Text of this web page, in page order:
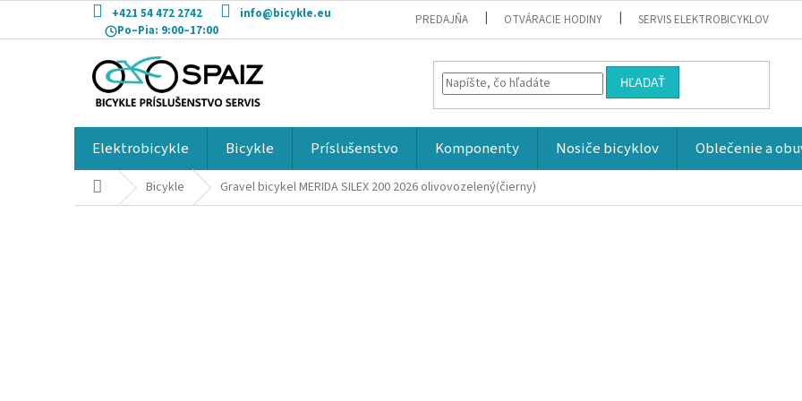
obsah
+421 54 472 2742
info@bicykle.eu
Po–Pia: 9:00–17:00
PREDAJŇA OTVÁRACIE HODINY SERVIS ELEKTROBICYKLOV
HĽADAŤ
Elektrobicykle Bicykle Príslušenstvo Komponenty Nosiče bicyklov Oblečenie a
DomovBicykle Gravel bicykel MERIDA SILEX 200 2026 olivovozelený(čierny)